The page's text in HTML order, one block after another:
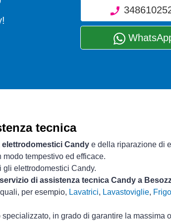
tecnica
elettrodomestici Candy e della riparazione di
tempestivo ed efficace.
gli elettrodomestici Candy.
servizio di assistenza tecnica Candy a
per esempio, Lavatrici, Lavastoviglie,
in grado di garantire la massima